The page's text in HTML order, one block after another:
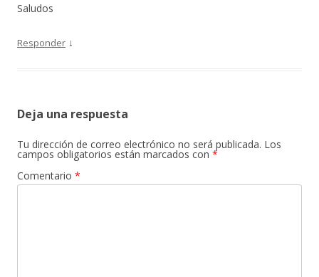
Saludos
Responder ↓
Deja una respuesta
Tu dirección de correo electrónico no será publicada. Los
campos obligatorios están marcados con *
Comentario *